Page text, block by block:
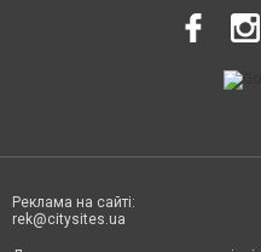
Реклама на сайті:
rek@citysites.ua